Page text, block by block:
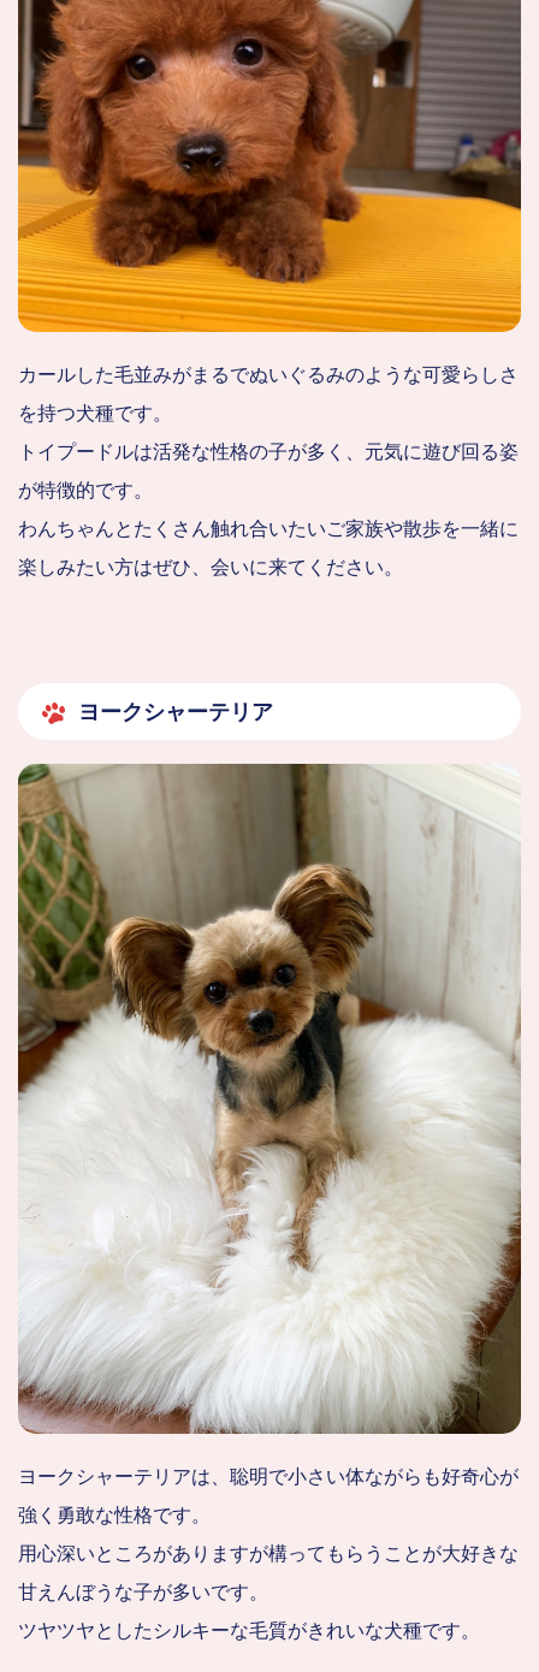
カールした毛並みがまるでぬいぐるみのような可愛らしさ
を持つ犬種です。
トイプードルは活発な性格の子が多く、元気に遊び回る姿
が特徴的です。
わんちゃんとたくさん触れ合いたいご家族や散歩を一緒に
楽しみたい方はぜひ、会いに来てください。
ヨークシャーテリア
ヨークシャーテリアは、聡明で小さい体ながらも好奇心が
強く勇敢な性格です。
用心深いところがありますが構ってもらうことが大好きな
甘えんぼうな子が多いです。
ツヤツヤとしたシルキーな毛質がきれいな犬種です。